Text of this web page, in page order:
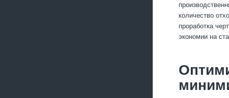
количество
проработка
экономии на